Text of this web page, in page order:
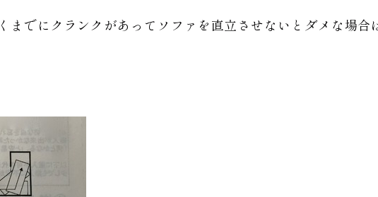
までにクランクがあってソファを直立させないとダメな場合